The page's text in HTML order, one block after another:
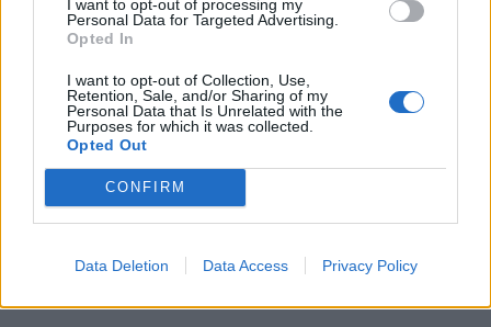
I want to opt-out of processing my
Personal Data for Targeted Advertising.
Opted In
I want to opt-out of Collection, Use,
Retention, Sale, and/or Sharing of my
Personal Data that Is Unrelated with the
Purposes for which it was collected.
Opted Out
CONFIRM
Data Deletion Data Access Privacy Policy
Encerrado acesso ao estacionamento no Terreiro
da Erva